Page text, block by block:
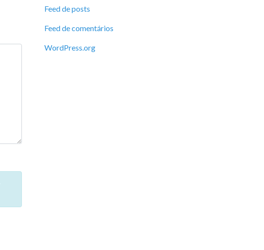
Feed de posts
Feed de comentários
WordPress.org